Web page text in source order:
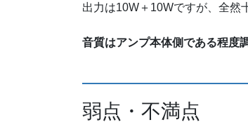
出力は10W＋10Wですが、全然
音質はアンプ本体側である程度
弱点・不満点